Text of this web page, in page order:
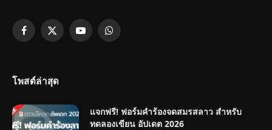
Facebook
X
YouTubeWhatsApp
โพสต์ล่าสุด
แจกฟรี! ฟอร์มคำร้องจดสมรสลาว สำหรับ
ทดลองเขียน อัปเดต 2026